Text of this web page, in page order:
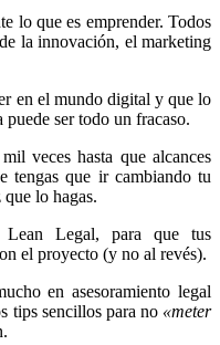
lo que es emprender. Todos
la innovación, el marketing
en el mundo digital y que lo
puede ser todo un fracaso.
veces hasta que alcances
tengas que ir cambiando tu
lo hagas.
Lean Legal, para que tus
el proyecto (y no al revés).
en asesoramiento legal
tips sencillos para no «meter